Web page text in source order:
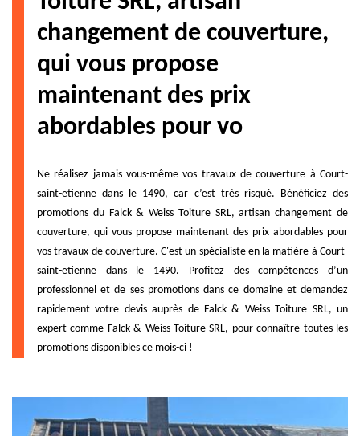
changement de couverture,
qui vous propose
maintenant des prix
abordables pour vo
Ne réalisez jamais vous-même vos travaux de couverture à Court-
saint-etienne dans le 1490, car c’est très risqué. Bénéficiez des
promotions du Falck & Weiss Toiture SRL, artisan changement de
couverture, qui vous propose maintenant des prix abordables pour
vos travaux de couverture. C'est un spécialiste en la matière à Court-
saint-etienne dans le 1490. Profitez des compétences d’un
professionnel et de ses promotions dans ce domaine et demandez
rapidement votre devis auprès de Falck & Weiss Toiture SRL, un
expert comme Falck & Weiss Toiture SRL, pour connaître toutes les
promotions disponibles ce mois-ci !